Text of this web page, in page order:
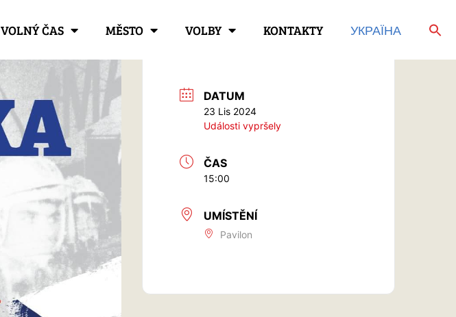
VOLNÝ ČAS MĚSTO VOLBY KONTAKTY УКРАЇНА
DATUM
23 Lis 2024
Události vypršely
ČAS
15:00
UMÍSTĚNÍ
Pavilon